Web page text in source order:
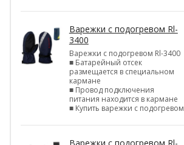
Варежки с подогревом Rl-
3400
Варежки с подогревом Rl-3400
■ Батарейный отсек
размещается в специальном
кармане
■ Провод подключения
питания находится в кармане
■ Купить варежки с подогревом
Варежки с подогревом Rl-